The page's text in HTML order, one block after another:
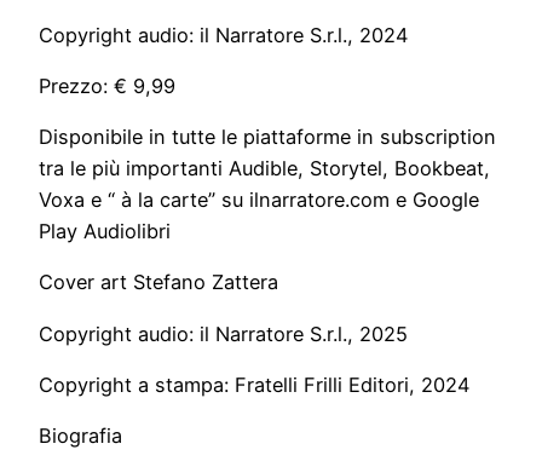
Copyright audio: il Narratore S.r.l., 2024
Prezzo: € 9,99
Disponibile in tutte le piattaforme in subscription
tra le più importanti Audible, Storytel, Bookbeat,
Voxa e “ à la carte” su ilnarratore.com e Google
Play Audiolibri
Cover art Stefano Zattera
Copyright audio: il Narratore S.r.l., 2025
Copyright a stampa: Fratelli Frilli Editori, 2024
Biografia